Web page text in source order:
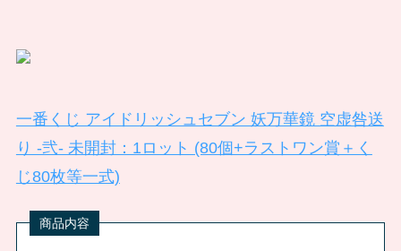
一番くじ アイドリッシュセブン 妖万華鏡 空虚咎送
り -弐- 未開封：1ロット (80個+ラストワン賞＋く
じ80枚等一式)